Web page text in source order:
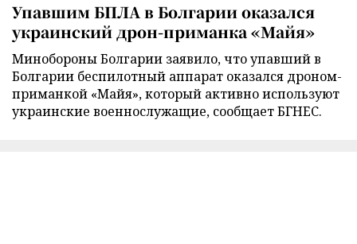
Упавшим БПЛА в Болгарии оказался
украинский дрон-приманка «Майя»
Минобороны Болгарии заявило, что упавший в
Болгарии беспилотный аппарат оказался дроном-
приманкой «Майя», который активно используют
украинские военнослужащие, сообщает БГНЕС.